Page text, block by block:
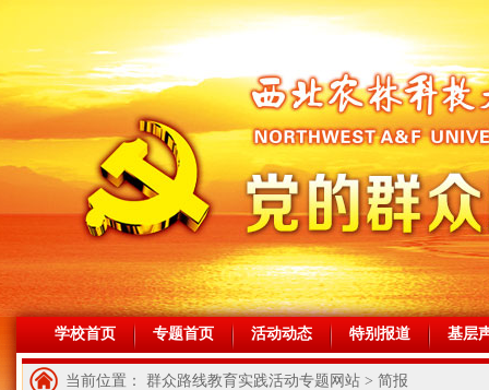
学校首页 专题首页 活动动态 特别报道 基层
当前位置： 群众路线教育实践活动专题网站 > 简报